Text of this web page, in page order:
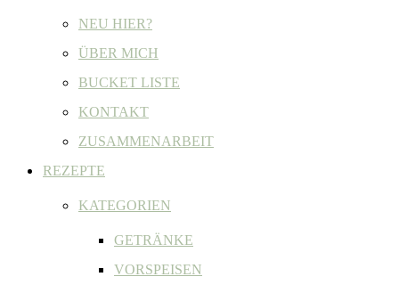
NEU HIER?
ÜBER MICH
BUCKET LISTE
KONTAKT
ZUSAMMENARBEIT
REZEPTE
KATEGORIEN
GETRÄNKE
VORSPEISEN